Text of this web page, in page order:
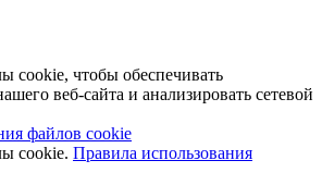
cookie, чтобы обеспечивать
веб-сайта и анализировать сетевой
файлов cookie
cookie. Правила использования